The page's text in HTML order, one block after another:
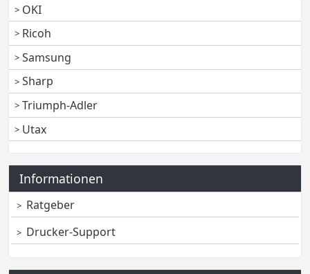
OKI
Ricoh
Samsung
Sharp
Triumph-Adler
Utax
Informationen
Ratgeber
Drucker-Support